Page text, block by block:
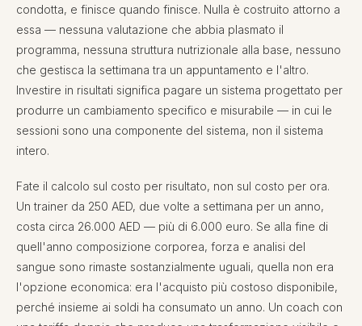
condotta, e finisce quando finisce. Nulla è costruito attorno a
essa — nessuna valutazione che abbia plasmato il
programma, nessuna struttura nutrizionale alla base, nessuno
che gestisca la settimana tra un appuntamento e l'altro.
Investire in risultati significa pagare un sistema progettato per
produrre un cambiamento specifico e misurabile — in cui le
sessioni sono una componente del sistema, non il sistema
intero.
Fate il calcolo sul costo per risultato, non sul costo per ora.
Un trainer da 250 AED, due volte a settimana per un anno,
costa circa 26.000 AED — più di 6.000 euro. Se alla fine di
quell'anno composizione corporea, forza e analisi del
sangue sono rimaste sostanzialmente uguali, quella non era
l'opzione economica: era l'acquisto più costoso disponibile,
perché insieme ai soldi ha consumato un anno. Un coach con